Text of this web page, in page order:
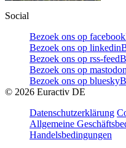
Social
Bezoek ons op facebook
Bezoek ons op linkedin
Bezoek ons op rss-feed
Bezoek ons op mastodon
Bezoek ons op bluesky
© 2026 Euractiv DE
Datenschutzerklärung
Allgemeine
Handelsbedingungen